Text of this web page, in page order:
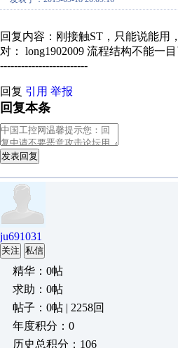
回复内容：刚接触ST，只能说能用
对： long1902009 流程结构不能一
-------------------------
回复 引用 举报
回复本条
发表回复
ju691031
关注 私信
精华：0帖
求助：0帖
帖子：0帖 | 2258回
年度积分：0
历史总积分：106